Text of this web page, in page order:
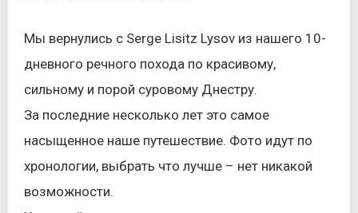
Мы вернулись c Serge Lisitz Lysov из нашего 10-
дневного речного похода по красивому,
сильному и порой суровому Днестру.
За последние несколько лет это самое
насыщенное наше путешествие. Фото идут по
хронологии, выбрать что лучше – нет никакой
возможности.